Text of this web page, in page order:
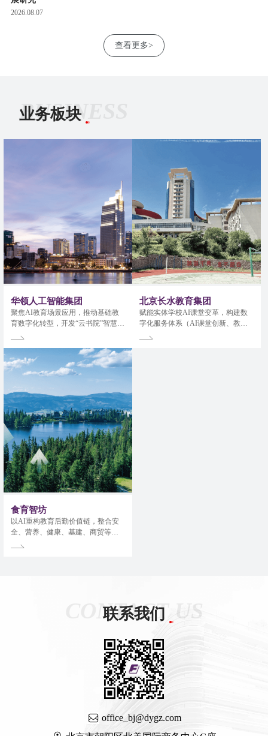
2026.08.07
查看更多>
业务板块
BUSINESS
华领人工智能集团
聚焦AI教育场景应用，推动基础教
育数字化转型，开发“云书院”智慧教
育平台，布局碳中和校园与智能心
北京长水教育集团
赋能实体学校AI课堂变革，构建数
字化服务体系（AI课堂创新、教育
大数据治理），推进职普融通与国
食育智坊
以AI重构教育后勤价值链，整合安
全、营养、健康、基建、商贸等服
务，推动智能化、可持续的供应链
联系我们
CONTACT US
office_bj@dygz.com